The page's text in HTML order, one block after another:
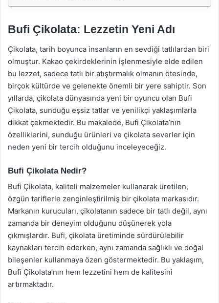
Bufi Çikolata: Lezzetin Yeni Adı
Çikolata, tarih boyunca insanların en sevdiği tatlılardan biri
olmuştur. Kakao çekirdeklerinin işlenmesiyle elde edilen
bu lezzet, sadece tatlı bir atıştırmalık olmanın ötesinde,
birçok kültürde ve gelenekte önemli bir yere sahiptir. Son
yıllarda, çikolata dünyasında yeni bir oyuncu olan Bufi
Çikolata, sunduğu eşsiz tatlar ve yenilikçi yaklaşımlarla
dikkat çekmektedir. Bu makalede, Bufi Çikolata’nın
özelliklerini, sunduğu ürünleri ve çikolata severler için
neden yeni bir tercih olduğunu inceleyeceğiz.
Bufi Çikolata Nedir?
Bufi Çikolata, kaliteli malzemeler kullanarak üretilen,
özgün tariflerle zenginleştirilmiş bir çikolata markasıdır.
Markanın kurucuları, çikolatanın sadece bir tatlı değil, aynı
zamanda bir deneyim olduğunu düşünerek yola
çıkmışlardır. Bufi, çikolata üretiminde sürdürülebilir
kaynakları tercih ederken, aynı zamanda sağlıklı ve doğal
bileşenler kullanmaya özen göstermektedir. Bu yaklaşım,
Bufi Çikolata’nın hem lezzetini hem de kalitesini
artırmaktadır.